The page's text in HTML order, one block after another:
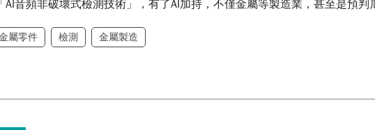
AI音頻非破壞式檢測技術」，有了AI加持，不僅金屬等製造業，甚至是預判
屬零件 檢測 金屬製造